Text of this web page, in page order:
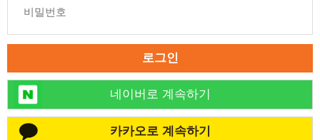
Function: require_once
로그인
네이버로 계속하기
카카오로 계속하기